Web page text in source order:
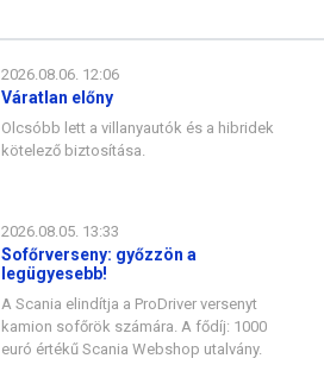
2026.08.06. 12:06
Váratlan előny
Olcsóbb lett a villanyautók és a hibridek
kötelező biztosítása.
2026.08.05. 13:33
Sofőrverseny: győzzön a
legügyesebb!
A Scania elindítja a ProDriver versenyt
kamion sofőrök számára. A fődíj: 1000
euró értékű Scania Webshop utalvány.